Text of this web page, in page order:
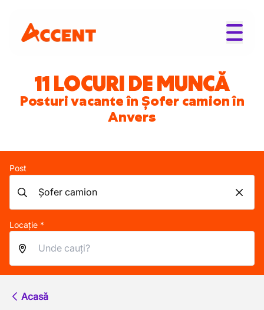
11 LOCURI DE MUNCĂ
Posturi vacante în Șofer camion în
Anvers
Post
Locație *
Acasă